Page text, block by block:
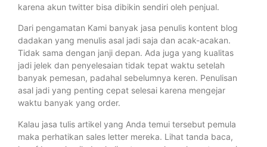
karena akun twitter bisa dibikin sendiri oleh penjual.
Dari pengamatan Kami banyak jasa penulis kontent blog
dadakan yang menulis asal jadi saja dan acak-acakan.
Tidak sama dengan janji depan. Ada juga yang kualitas
jadi jelek dan penyelesaian tidak tepat waktu setelah
banyak pemesan, padahal sebelumnya keren. Penulisan
asal jadi yang penting cepat selesai karena mengejar
waktu banyak yang order.
Kalau jasa tulis artikel yang Anda temui tersebut pemula
maka perhatikan sales letter mereka. Lihat tanda baca,